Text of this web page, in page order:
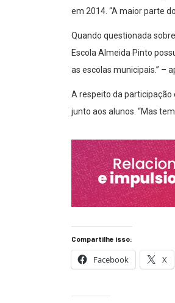
em 2014. “A maior parte
Quando questionada
Escola Almeida Pinto
as escolas municipais.” –
A respeito da
junto aos alunos. “Mas
Compartilhe isso:
Facebook X